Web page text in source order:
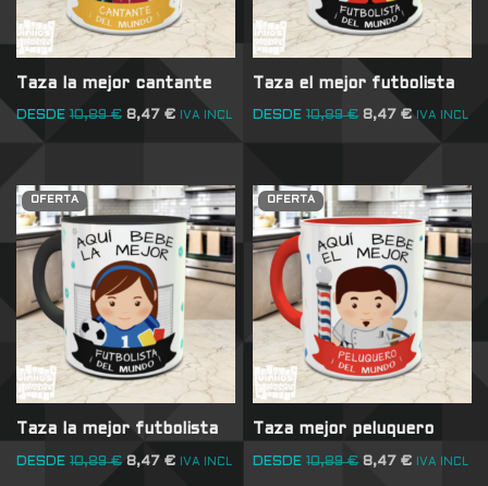
Taza la mejor cantante
DESDE 10,89€ 8,47 € IVA INCL
Taza el mejor futbolista
DESDE 10,89€ 8,47€ IVA INCL
OFERTA
Taza la mejor futbolista
DESDE 10,89€ 8,47 € IVA INCL
OFERTA
Taza mejor peluquero
DESDE 10,89€ 8,47€ IVA INCL